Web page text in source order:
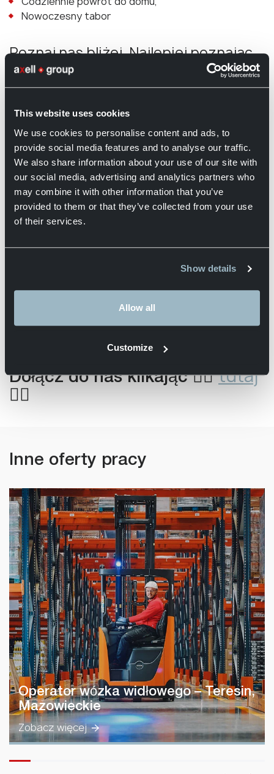
This website uses cookies
We use cookies to personalise content and ads, to
provide social media features and to analyse our traffic.
We also share information about your use of our site with
our social media, advertising and analytics partners who
may combine it with other information that you’ve
provided to them or that they’ve collected from your use
of their services.
Show details
Allow all
Customize
Nowoczesny tabor
Poznaj nas bliżej. Najlepiej poznając
to, czym się kierujemy!
Nasze wartości:
Doświadczenie – Dzięki ponad 90-letniej obecności
na rynku oferujemy niezawodne i sprawdzone
rozwiązania logistyczne.
Dopasowanie – Dostarczamy rozwiązania
dostosowane do indywidualnych potrzeb klientów.
podstawę silnej relacji.
Partnerstwo – Nasi klienci pozostają z nami średnio
relacje i zaufanie
Zorientowanie na rozwiązania – Od 1933 roku
znajdujemy dla Ciebie najlepsze rozwiązania, od
Dołącz do nas klikając 👉🏻tutaj
👈🏻
Inne oferty pracy
Operator wózka widłowego – Teresin,
Mazowieckie
Zobacz więcej